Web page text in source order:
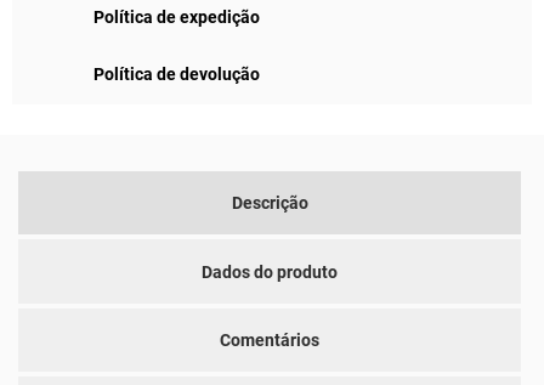
Política de expedição
Política de devolução
Descrição
Dados do produto
Comentários